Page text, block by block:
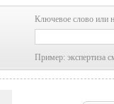
Ключевое слово или
Пример: экспертиза